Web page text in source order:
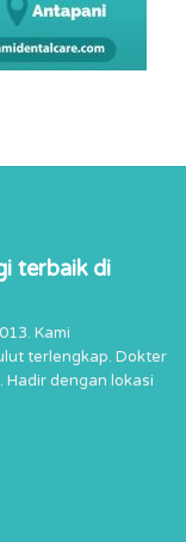
terbaik di
Kami
terlengkap. Dokter
Hadir dengan lokasi